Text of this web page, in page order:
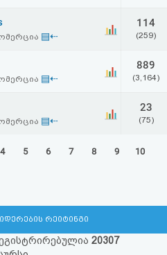
▤⇠
114
(259)
▤⇠
889
(3,164)
▤⇠
23
(75)
4 5 6 7 8 9 10
რეიტინგი
20307